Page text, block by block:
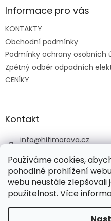
Používáme cookies,
pohodlné prohlížení
webu neustále zlepšovali
použitelnost. Více
aInformace pro vás
KONTAKTY
Obchodní podmínky
Podmínky ochrany osobních
Zpětný odběr odpadních
CENÍKY
Kontakt
info@hifimorava.cz
+420 722 705 125
+420 774 037 152
HI-FI Morava